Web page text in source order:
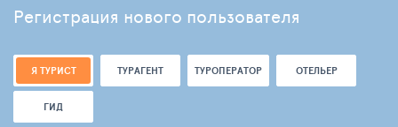
Регистрация нового пользователя
Я ТУРИСТ ТУРАГЕНТ ТУРОПЕРАТОР ОТЕЛЬЕР
ГИД